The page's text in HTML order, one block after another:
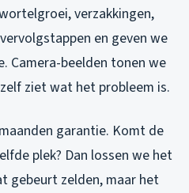
verzakkingen,
en geven we
Camera-beelden tonen we
ziet wat het probleem is.
garantie. Komt de
plek? Dan lossen we het
gebeurt zelden, maar het